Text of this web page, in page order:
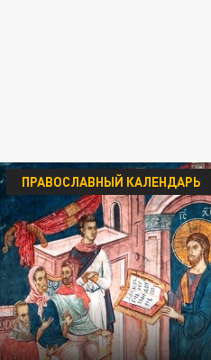
ПРАВОСЛАВНЫЙ КАЛЕНДАРЬ